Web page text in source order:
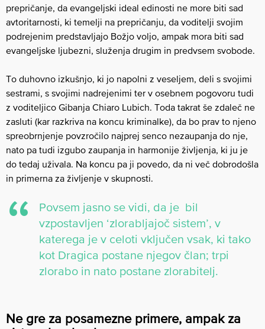
prepričanje, da evangeljski ideal edinosti ne more biti sad
avtoritarnosti, ki temelji na prepričanju, da voditelji svojim
podrejenim predstavljajo Božjo voljo, ampak mora biti sad
evangeljske ljubezni, služenja drugim in predvsem svobode.
To duhovno izkušnjo, ki jo napolni z veseljem, deli s svojimi
sestrami, s svojimi nadrejenimi ter v osebnem pogovoru tudi
z voditeljico Gibanja Chiaro Lubich. Toda takrat še zdaleč ne
zasluti (kar razkriva na koncu kriminalke), da bo prav to njeno
spreobrnjenje povzročilo najprej senco nezaupanja do nje,
nato pa tudi izgubo zaupanja in harmonije življenja, ki ju je
do tedaj uživala. Na koncu pa ji povedo, da ni več dobrodošla
in primerna za življenje v skupnosti.
Povsem jasno se vidi, da je bil
vzpostavljen ‘zlorabljajoč sistem’, v
katerega je v celoti vključen vsak, ki tako
kot Dragica postane njegov član; trpi
zlorabo in nato postane zlorabitelj.
Ne gre za posamezne primere, ampak za